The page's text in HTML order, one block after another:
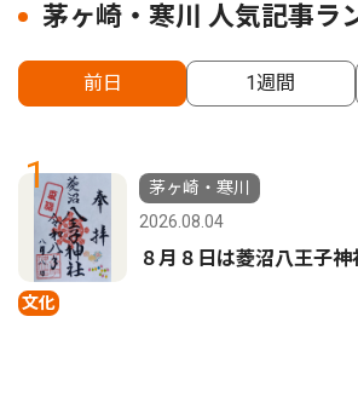
茅ヶ崎・寒川 人気記事ラ
前日 1週間
1
文化
茅ヶ崎・寒川
2026.08.04
８月８日は菱沼八王子神